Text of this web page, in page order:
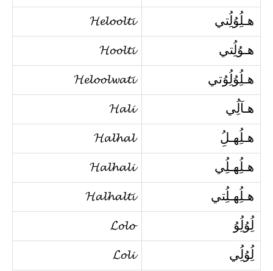
هـلُِوُلُِتي 𝓗𝓮𝓵𝓸𝓸𝓵𝓽𝓲
هـوُلُِتي 𝓗𝓸𝓸𝓵𝓽𝓲
هـلُِوُلُِوُتي 𝓗𝓮𝓵𝓸𝓸𝓵𝔀𝓪𝓽𝓲
هـآلُِي 𝓗𝓪𝓵𝓲
هـلُِهـلُِ 𝓗𝓪𝓵𝓱𝓪𝓵
هـلُِهـلُِي 𝓗𝓪𝓵𝓱𝓪𝓵𝓲
هـلُِهـلُِتي 𝓗𝓪𝓵𝓱𝓪𝓵𝓽𝓲
لُِوُلُِوُ 𝓛𝓸𝓵𝓸
لُِوُلُِي 𝓛𝓸𝓵𝓲